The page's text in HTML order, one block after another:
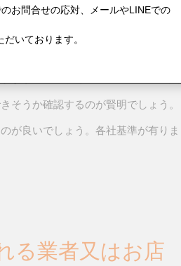
受け付けているところも多くありま
そうか確認するのが賢明でしょう。
が良いでしょう。各社基準が有りま
る業者又はお店
お問合せの応対、メールやLINEでの
いております。